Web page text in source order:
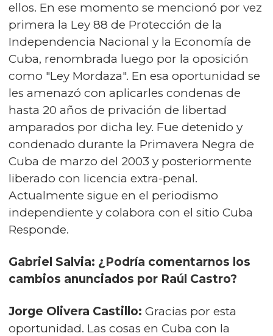
ellos. En ese momento se mencionó por vez
primera la Ley 88 de Protección de la
Independencia Nacional y la Economía de
Cuba, renombrada luego por la oposición
como "Ley Mordaza". En esa oportunidad se
les amenazó con aplicarles condenas de
hasta 20 años de privación de libertad
amparados por dicha ley. Fue detenido y
condenado durante la Primavera Negra de
Cuba de marzo del 2003 y posteriormente
liberado con licencia extra-penal.
Actualmente sigue en el periodismo
independiente y colabora con el sitio Cuba
Responde.
Gabriel Salvia: ¿Podría comentarnos los
cambios anunciados por Raúl Castro?
Jorge Olivera Castillo: Gracias por esta
oportunidad. Las cosas en Cuba con la